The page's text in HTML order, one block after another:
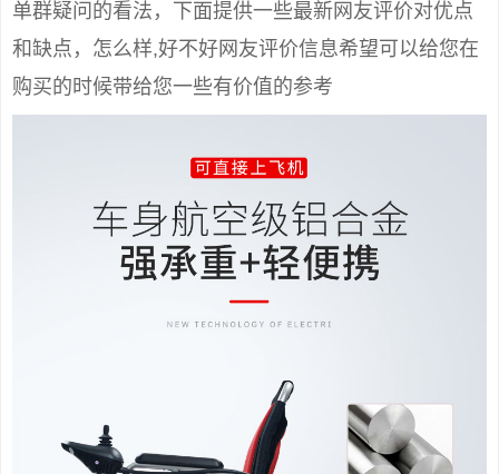
单群疑问的看法，下面提供一些最新网友评价对优点
和缺点，怎么样,好不好网友评价信息希望可以给您在
购买的时候带给您一些有价值的参考